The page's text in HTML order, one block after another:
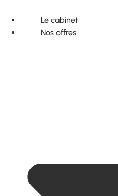
Le cabinet
Nos offres